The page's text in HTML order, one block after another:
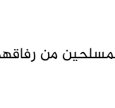
من